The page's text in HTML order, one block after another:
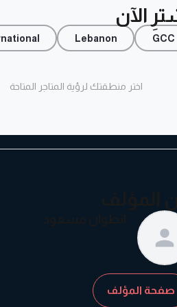
الآن
GCC
Lebanon
اختر منطقتك لرؤية المتاجر المتاحة
صفحة المؤلف